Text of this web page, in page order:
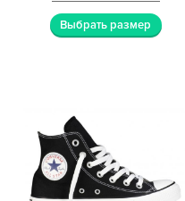
Выбрать размер